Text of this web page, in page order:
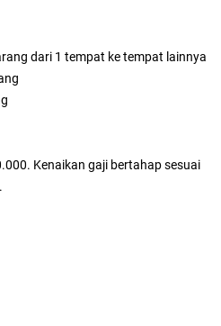
dari 1 tempat ke tempat lainnya
Kenaikan gaji bertahap sesuai